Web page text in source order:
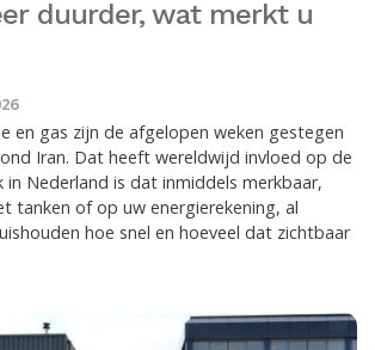
duurder, wat merkt u
en gas zijn de afgelopen weken gestegen
Iran. Dat heeft wereldwijd invloed op de
in Nederland is dat inmiddels merkbaar,
tanken of op uw energierekening, al
hoe snel en hoeveel dat zichtbaar